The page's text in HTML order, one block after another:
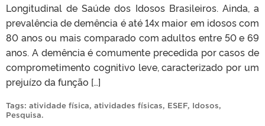
Longitudinal de Saúde dos Idosos Brasileiros. Ainda, a
prevalência de demência é até 14x maior em idosos com
80 anos ou mais comparado com adultos entre 50 e 69
anos. A demência é comumente precedida por casos de
comprometimento cognitivo leve, caracterizado por um
prejuízo da função […]
Tags: atividade física, atividades físicas, ESEF, Idosos,
Pesquisa.